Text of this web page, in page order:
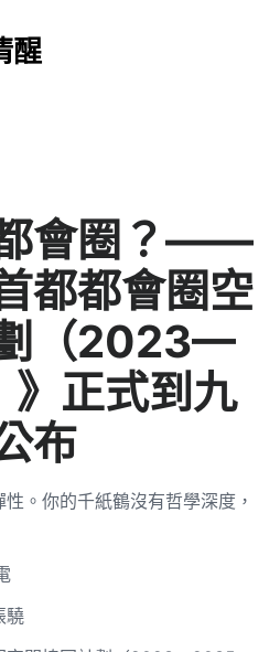
醒
會圈？——
都都會圈空
（2023—
正式到九
布
性。你的千紙鶴沒有哲學深度，
驍